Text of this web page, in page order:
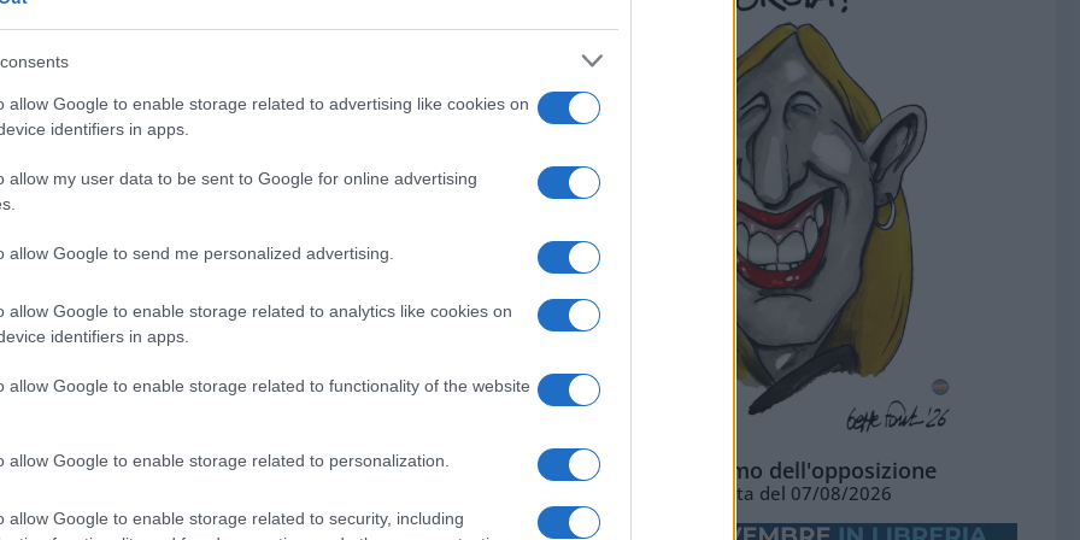
allow Google to enable storage related to advertising like cookies on
identifiers in apps.
allow my user data to be sent to Google for online advertising
allow Google to send me personalized advertising.
allow Google to enable storage related to analytics like cookies on
identifiers in apps.
allow Google to enable storage related to functionality of the website
allow Google to enable storage related to personalization.
allow Google to enable storage related to security, including
dietro il personaggio
Ma sul Covid e sui vaccini non dice
1.3kVisualizzazioni
L'ottimismo dell'opposizione
Vignetta del 07/08/2026